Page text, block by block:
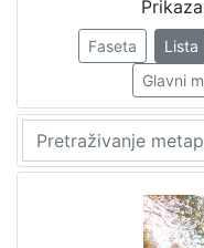
Faseta Lista
Glavni